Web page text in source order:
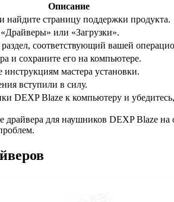
Описание
страницу поддержки продукта.
или «Загрузки».
соответствующий вашей
и сохраните его на компьютере.
мастера установки.
вступили в силу.
DEXP Blaze к компьютеру и
для наушников DEXP Blaze